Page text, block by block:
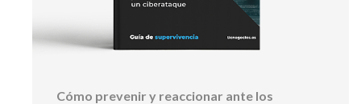
Cómo prevenir y reaccionar ante los